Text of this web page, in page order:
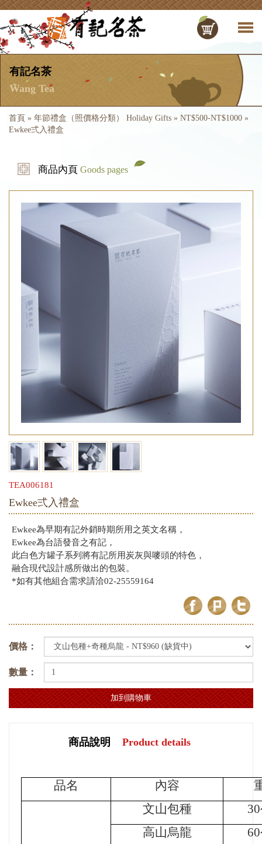
有記名茶
Wang Tea
首頁 » 年節禮盒（照價格分類） Holiday Gifts » NT$500-NT$1000 »
Ewkee弍入禮盒
商品內頁 Goods pages
TEA006181
Ewkee弍入禮盒
Ewkee為早期有記外銷時期所用之英文名稱，
Ewkee為台語發音之有記，
此白色方罐子系列將有記所用炭灰與嘜頭的特色，
融合現代設計感所做出的包裝。
*如有其他組合需求請洽02-25559164
價格：
數量：
商品說明 Product details
品名 內容
文山包種 30
高山烏龍
60